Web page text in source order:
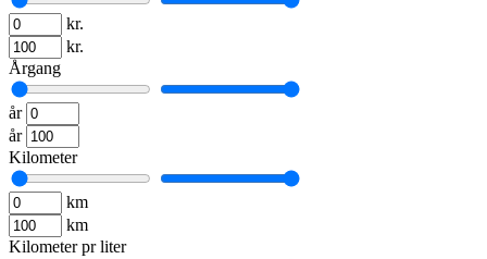
kr.
kr.
Årgang
år
år
Kilometer
km
km
Kilometer pr liter